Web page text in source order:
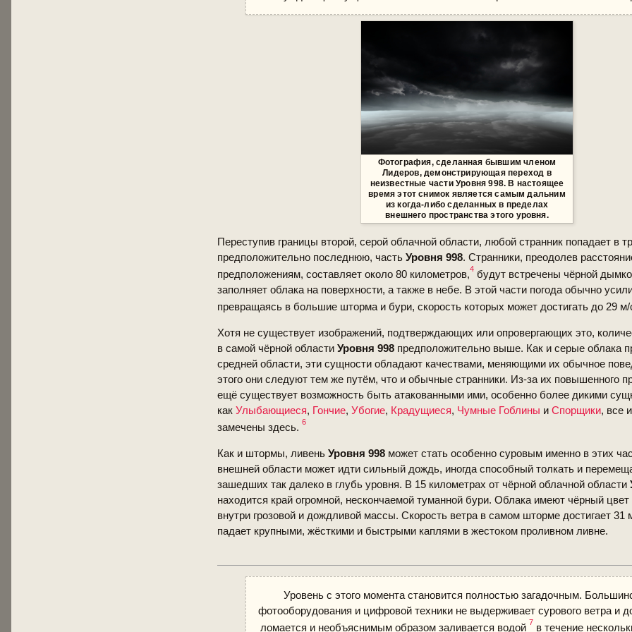
Фотография, сделанная бывшим членом
Лидеров, демонстрирующая переход в
неизвестные частиУровня 998. В настоящее
время этот снимок является самым дальним
из когда-либо сделанных в пределах
внешнего пространства этого уровня.
Переступив границы второй, серой облачной области, любой странник попадает в
предположительно последнюю, часть Уровня 998. Странники, преодолев
предположениям, составляет около 80 километров,4 будут встречены чёрной
заполняет облака на поверхности, а также в небе. В этой части погода обычно
превращаясь в большие шторма и бури, скорость которых может достигать до 29 м/
Хотя не существует изображений, подтверждающих или опровергающих это,
в самой чёрной области Уровня 998 предположительно выше. Как и серые облака
средней области, эти сущности обладают качествами, меняющими их обычное
этого они следуют тем же путём, что и обычные странники. Из-за их повышенного
ещё существует возможность быть атакованными ими, особенно более дикими
как Улыбающиеся, Гончие, Убогие, Крадущиеся, Чумные Гоблины и Спорщики, все
замечены здесь. 6
Как и штормы, ливень Уровня 998 может стать особенно суровым именно в этих
внешней области может идти сильный дождь, иногда способный толкать и
зашедших так далеко в глубь уровня. В 15 километрах от чёрной облачной области
находится край огромной, нескончаемой туманной бури. Облака имеют чёрный
внутри грозовой и дождливой массы. Скорость ветра в самом шторме достигает 31
падает крупными, жёсткими и быстрыми каплями в жестоком проливном ливне.
Уровень с этого момента становится полностью загадочным.
фотооборудования и цифровой техники не выдерживает сурового ветра и
ломается и необъяснимым образом заливается водой 7 в течение